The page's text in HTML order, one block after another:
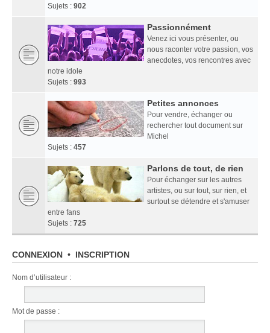
Sujets : 902
Passionnément
Venez ici vous présenter, ou
nous raconter votre passion, vos
anecdotes, vos rencontres avec
notre idole
Sujets : 993
Petites annonces
Pour vendre, échanger ou
rechercher tout document sur
Michel
Sujets : 457
Parlons de tout, de rien
Pour échanger sur les autres
artistes, ou sur tout, sur rien, et
surtout se détendre et s'amuser
entre fans
Sujets : 725
CONNEXION • INSCRIPTION
Nom d’utilisateur :
Mot de passe :